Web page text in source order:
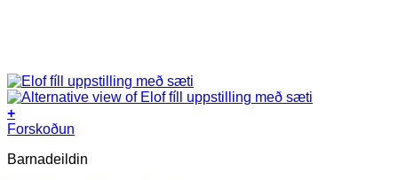
+
Forskoðun
Barnadeildin